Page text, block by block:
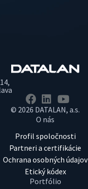
© 2026 DATALAN, a.s.
O nás
Profil spoločnosti
Partneri a certifikácie
Ochrana osobných údajov
Etický kódex
Portfólio